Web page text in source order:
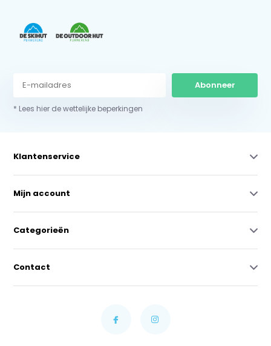
Abonneer
* Lees hier de wettelijke beperkingen
Klantenservice
Mijn account
Categorieën
Contact